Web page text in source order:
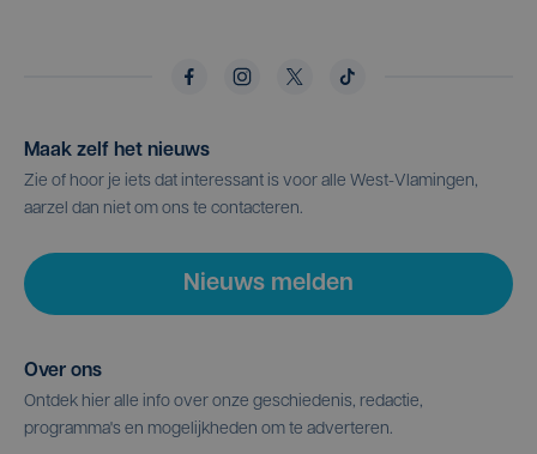
Maak zelf het nieuws
Zie of hoor je iets dat interessant is voor alle West-Vlamingen,
aarzel dan niet om ons te contacteren.
Nieuws melden
Over ons
Ontdek hier alle info over onze geschiedenis, redactie,
programma's en mogelijkheden om te adverteren.